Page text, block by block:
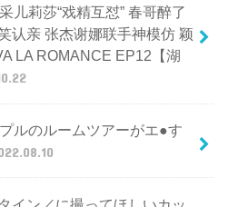
儿莉莎“戏精互怼” 春哥醉了
认亲 张杰谢娜联手神模仿 颖
LA ROMANCE EP12【湖
ルのルームツアーがエ●す